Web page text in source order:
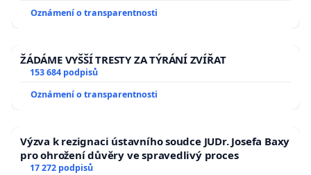
Oznámení o transparentnosti
ŽÁDÁME VYŠŠÍ TRESTY ZA TÝRÁNÍ ZVÍŘAT
153 684 podpisů
Oznámení o transparentnosti
Výzva k rezignaci ústavního soudce JUDr. Josefa Baxy
pro ohrožení důvěry ve spravedlivý proces
17 272 podpisů